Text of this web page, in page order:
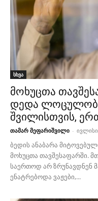
სხვა
მოხუცთა
დედა
შვილისთვის,
თამარ მეფარიშვილი - ივლისი
ბედის ანაბარა
მოხუცთა თავშესაფარში.
საერთოდ არ ზრუნავდნენ
ენატრებოდა ვაჟები,...